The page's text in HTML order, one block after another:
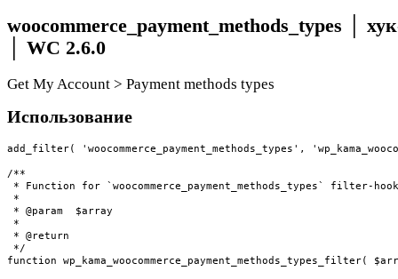
woocommerce_payment_methods_types
WC 2.6.0
Get My Account > Payment methods types
Использование
add_filter( 'woocommerce_payment_methods_types',
/**
* Function for `woocommerce_payment_methods_types` filter-
*
* @param  $array
*
* @return
*/
function wp_kama_woocommerce_payment_methods_types_filter(